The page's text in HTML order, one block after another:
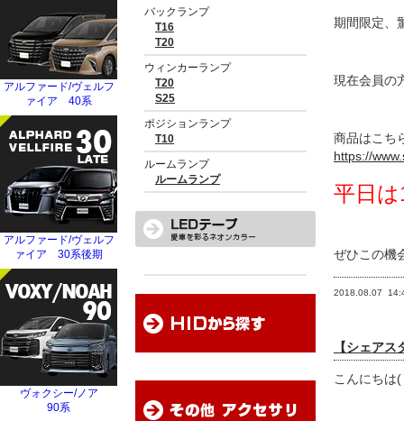
期間限定、
現在会員の
商品はこち
https://
平日
ぜひこの機
2018.08.07
【シェア
こんにちは